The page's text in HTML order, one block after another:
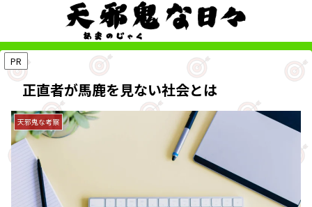
PR
正直者が馬鹿を見ない社会とは
天邪鬼な考察